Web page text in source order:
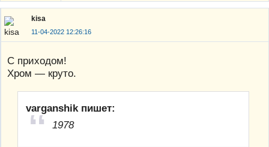
kisa
11-04-2022 12:26:16
С приходом!
Хром — круто.
varganshik пишет:
1978